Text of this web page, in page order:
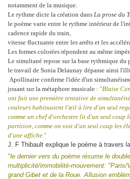
notamment de la musique.
Le rythme dicte la création dans La prose du
le poème varie entre le rythme intérieur de
cadence rapide du train,
vitesse fluctuante entre les arrêts et les
Les formes colorées répondent au même
Le simultané repose sur la base rythmique du
le travail de Sonia Delaunay dépasse ainsi
Apollinaire confirme l'idée d'un
jouant sur la métaphore musicale : "Blaise
ont fait une première tentative de
couleurs habituaient l'œil à lire d'un seul
comme un chef d'orchestre lit d'un seul coup
partition, comme on voit d'un seul coup les
d'une affiche. "
J. F Thibault explique le poème à travers
"le dernier vers du poème résume le
multiplicité/immobilité-mouvement: "Paris/
grand Gibet et de la Roue. Allusion